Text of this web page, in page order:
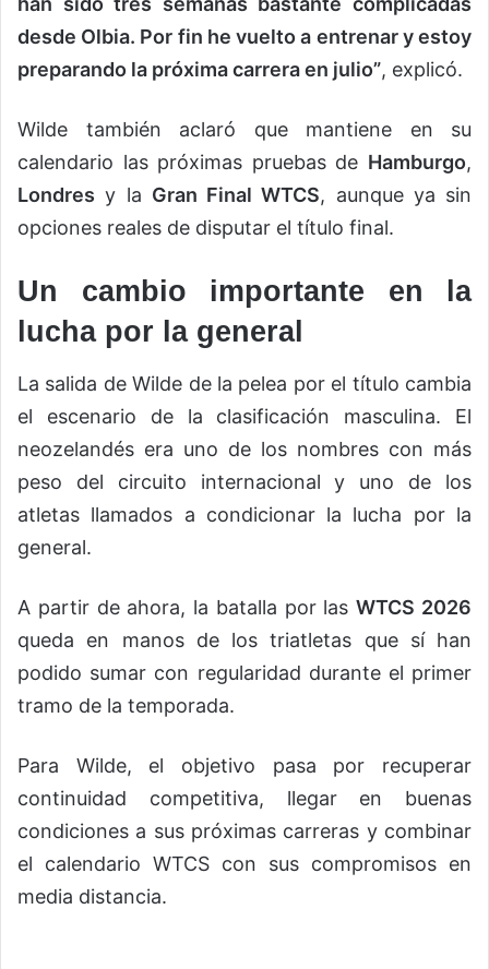
desde Olbia. Por fin he vuelto a entrenar y estoy
preparando la próxima carrera en julio”, explicó.
Wilde también aclaró que mantiene en su
calendario las próximas pruebas de Hamburgo,
Londres y la Gran Final WTCS, aunque ya sin
opciones reales de disputar el título final.
Un cambio importante en la
lucha por la general
La salida de Wilde de la pelea por el título cambia
el escenario de la clasificación masculina. El
neozelandés era uno de los nombres con más
peso del circuito internacional y uno de los
atletas llamados a condicionar la lucha por la
general.
A partir de ahora, la batalla por lasWTCS 2026
queda en manos de los triatletas que sí han
podido sumar con regularidad durante el primer
tramo de la temporada.
Para Wilde, el objetivo pasa por recuperar
continuidad competitiva, llegar en buenas
condiciones a sus próximas carreras y combinar
el calendario WTCS con sus compromisos en
media distancia.